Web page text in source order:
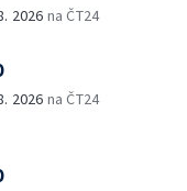
2026 na ČT24
2026 na ČT24